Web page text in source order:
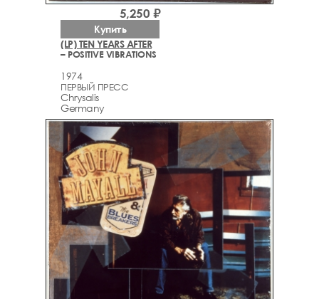
(LP) TEN YEARS AFTER
– POSITIVE VIBRATIONS
1974
ПЕРВЫЙ ПРЕСС
Chrysalis
Germany
5,250 ₽
Купить